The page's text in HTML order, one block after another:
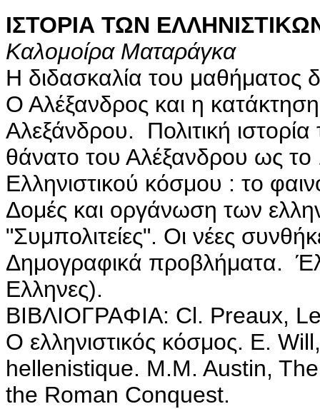
ΙΣΤΟΡΙΑ ΤΩΝ
Καλομοίρα Ματαράγκα
Η διδασκαλία του μαθήματος
Ο Αλέξανδρος και η
Αλεξάνδρου. Πολιτική
θάνατο του Αλέξανδρου ως το
Ελληνιστικού κόσμου : το
Δομές και οργάνωση των
"Συμπολιτείες". Οι νέες
Δημογραφικά προβλήματα.
Ελληνες).
BIBΛIOΓPAΦIA: Cl. Preaux,
O ελληνιστικός κόσμος. E.
hellenistique. M.M. Austin,
the Roman Conquest.